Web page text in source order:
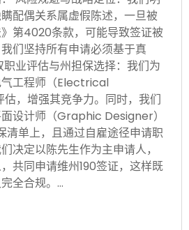
配偶关系属虚假陈述，一旦被
第4020条款，可能导致签证被
们坚持所有申请必须基于真
业评估与州担保选择：我们为
工程师（Electrical
，增强其竞争力。同时，我们
设计师（Graphic Designer）
清单上，且通过自雇途径申请职
决定以陈先生作为主申请人，
共同申请维州190签证，这样既
全合规。…